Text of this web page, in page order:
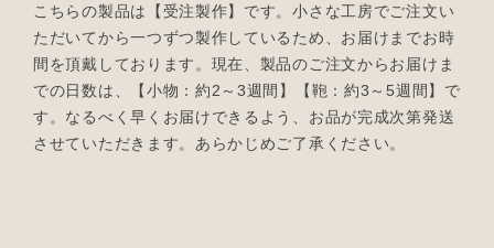
こちらの製品は【受注製作】です。小さな工房でご注文い
ただいてから一つずつ製作しているため、お届けまでお時
間を頂戴しております。現在、製品のご注文からお届けま
での日数は、【小物：約2～3週間】【鞄：約3～5週間】で
す。なるべく早くお届けできるよう、お品が完成次第発送
させていただきます。あらかじめご了承ください。